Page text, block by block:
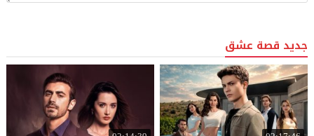
جديد قصة عشق